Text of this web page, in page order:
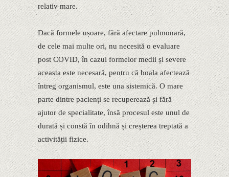
relativ mare.
Dacă formele ușoare, fără afectare pulmonară,
de cele mai multe ori, nu necesită o evaluare
post COVID, în cazul formelor medii și severe
aceasta este necesară, pentru că boala afectează
întreg organismul, este una sistemică. O mare
parte dintre pacienți se recuperează și fără
ajutor de specialitate, însă procesul este unul de
durată și constă în odihnă și creșterea treptată a
activității fizice.